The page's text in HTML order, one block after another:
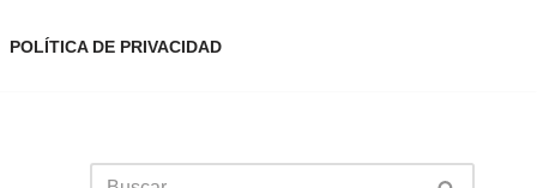
POLÍTICA DE PRIVACIDAD